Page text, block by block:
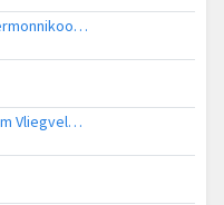
Ambulancehelikopter naar Schiermonnikoog Heliport
Politiehelikopter naar Amsterdam Vliegveld Schiphol